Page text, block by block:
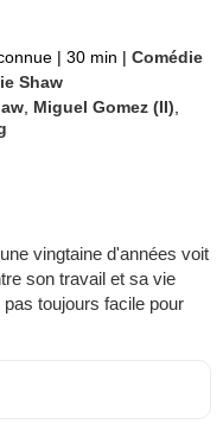
| 30 min | Comédie
Shaw
Miguel Gomez (II)
vingtaine d'années voit
son travail et sa vie
toujours facile pour